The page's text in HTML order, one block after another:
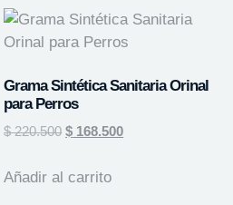
Grama Sintética Sanitaria Orinal
para Perros
$220.500 $ 168.500
Añadir al carrito